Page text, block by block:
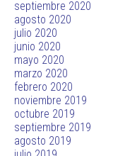
septiembre 2020
agosto 2020
julio 2020
junio 2020
mayo 2020
marzo 2020
febrero 2020
noviembre 2019
octubre 2019
septiembre 2019
agosto 2019